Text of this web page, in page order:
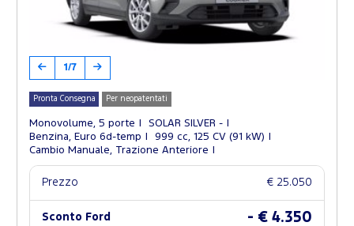
1/7
Pronta Consegna Per neopatentati
Monovolume, 5 porte
SOLAR SILVER -
Benzina, Euro 6d-temp
999 cc, 125 CV (91 kW)
Cambio Manuale, Trazione Anteriore
Prezzo € 25.050
Sconto Ford - € 4.350